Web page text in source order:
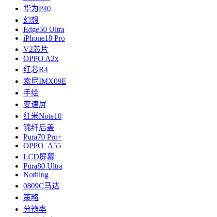
华为P40
幻想
Edge50 Ultra
iPhone18 Pro
V2芯片
OPPO A2x
红芯R4
索尼IMX09E
手绘
变速屏
红米Note10
锦纤后盖
Pura70 Pro+
OPPO A55
LCD屏幕
Pura80 Ultra
Nothing
0809C马达
策略
分辨率